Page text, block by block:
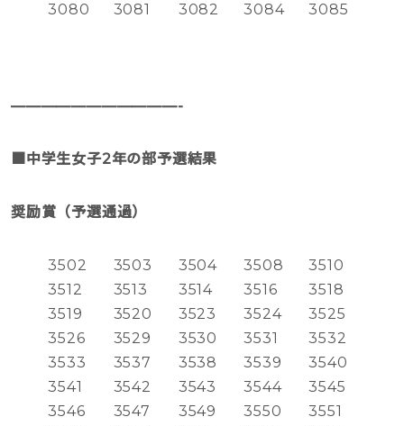
3080
3081 3082 3084 3085
———————————-
■中学生女子2年の部予選結果
奨励賞（予選通過）
3502 3503 3504 3508
3510
3512
3513 3514 3516
3518
3519
3520 3523 3524
3525
3526
3529 3530 3531
3532
3533
3537 3538 3539
3540
3541
3542 3543 3544
3545
3546
3547 3549 3550
3551